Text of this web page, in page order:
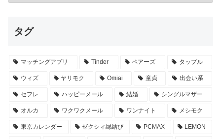
タグ
マッチングアプリ Tinder ペアーズ タップル
ウィズ ヤリモク Omiai 童貞 出会い系
セフレ ハッピーメール 結婚 シングルマザー
オルカ ワクワクメール ワンナイト メシモク
東京カレンダー ゼクシィ縁結び PCMAX LEMON